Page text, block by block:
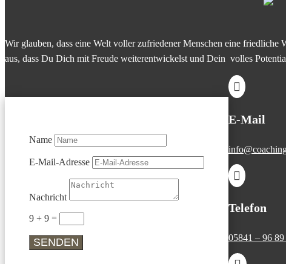
Wir glauben, dass eine Welt voller zufriedener Menschen eine
aus, dass Du Dich mit Freude weiterentwickelst und Dein volles
Name
E-Mail-Adresse
Nachricht
9 + 9 =
SENDEN

E-Mail

Telefon
05841 – 96